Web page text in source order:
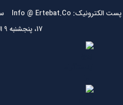
17، پنجشنبه 9 الی 13